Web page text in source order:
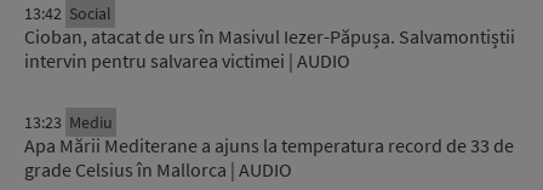
13:42 Social
Cioban, atacat de urs în Masivul Iezer-Păpușa. Salvamontiștii
intervin pentru salvarea victimei | AUDIO
13:23 Mediu
Apa Mării Mediterane a ajuns la temperatura record de 33 de
grade Celsius în Mallorca | AUDIO